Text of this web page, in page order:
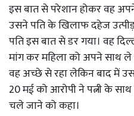
इस बात से परेशान होकर वह
उसने पति के खिलाफ दहेज
पति इस बात से डर गया। वह
मांग कर महिला को अपने साथ
वह अच्छे से रहा लेकिन बाद में
20 मई को आरोपी ने पत्नी के
चले जाने को कहा।